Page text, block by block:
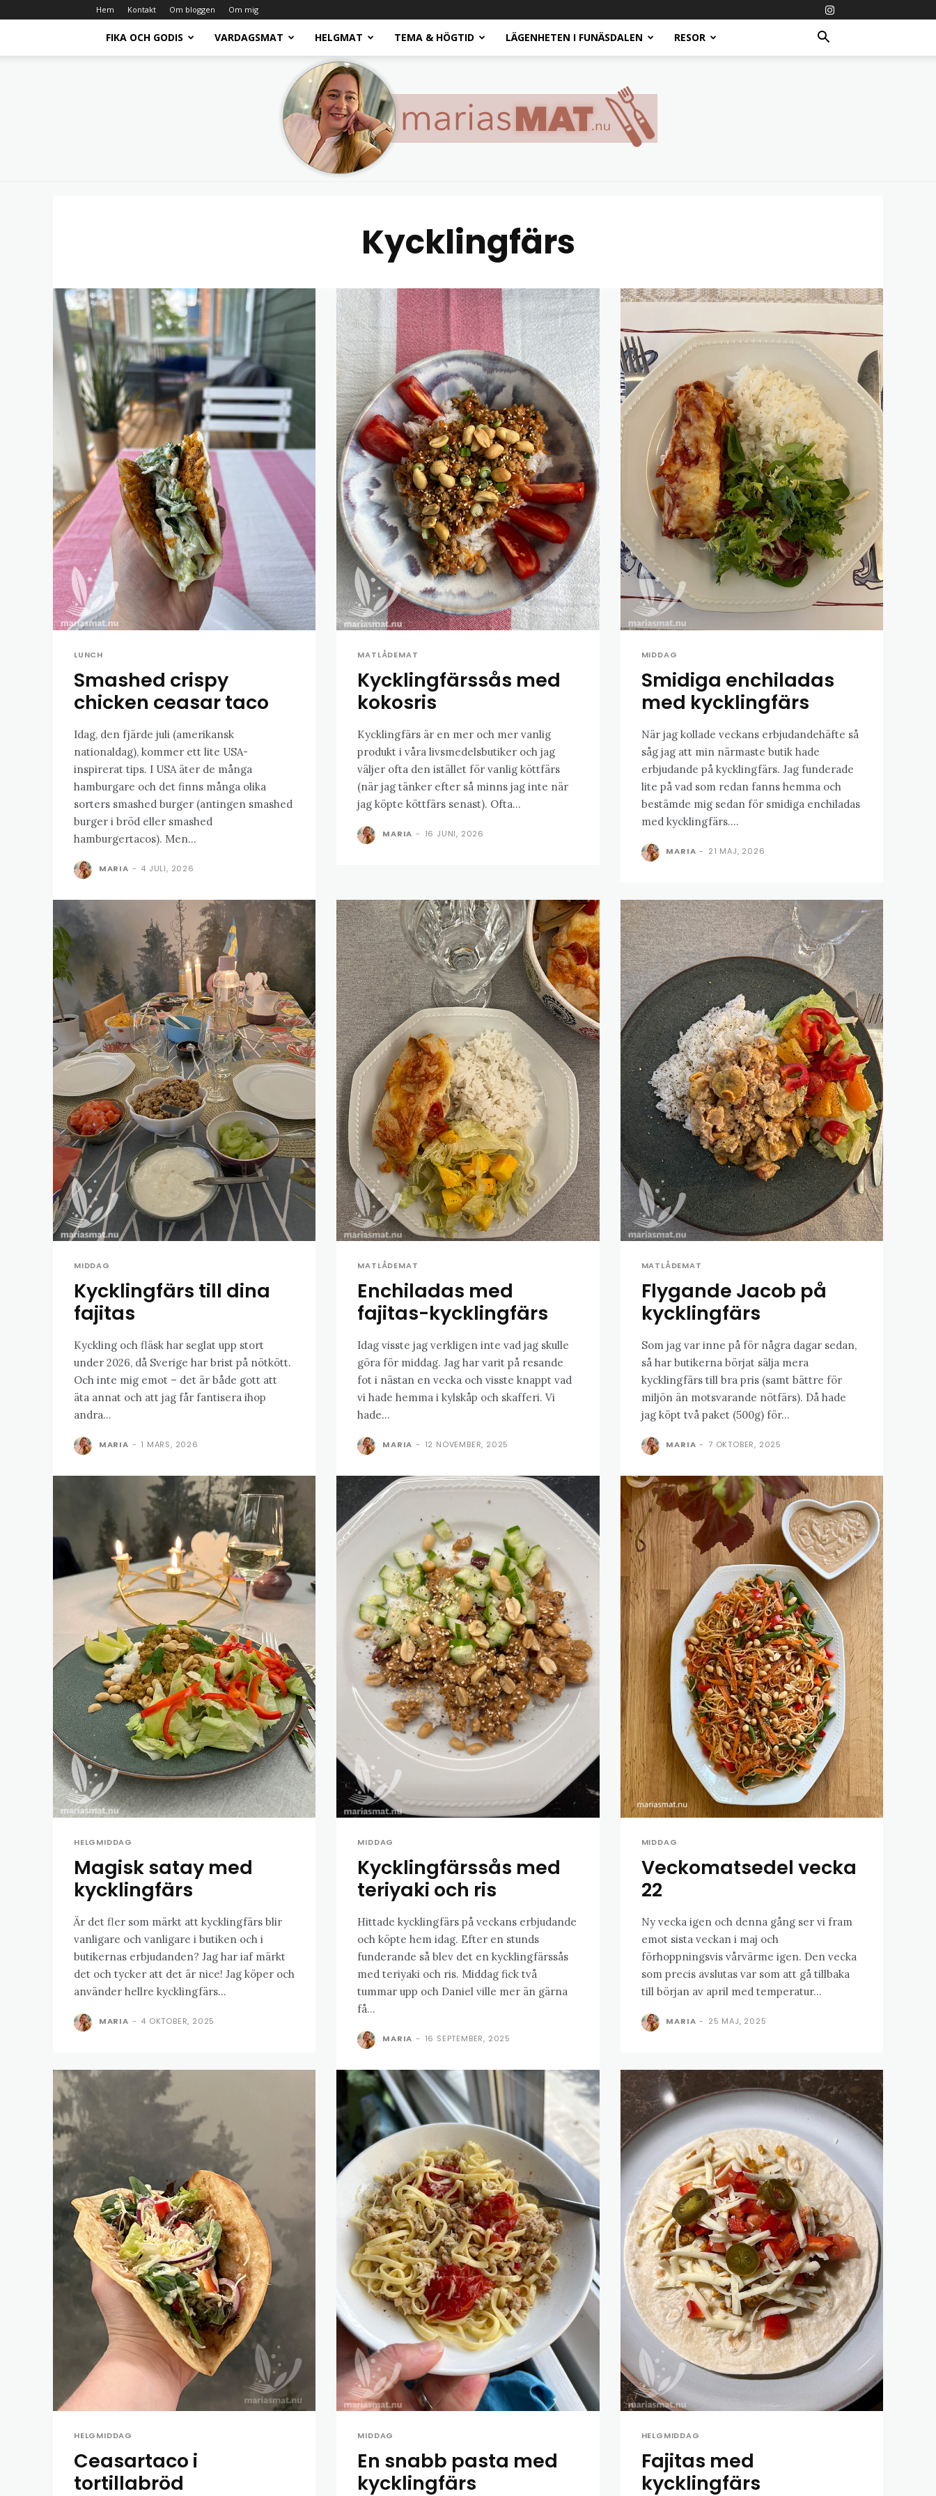
Hem Kontakt Om bloggen Om mig
FIKA OCH GODIS VARDAGSMAT HELGMAT TEMA & HÖGTID LÄGENHETEN I FUNÄSDALEN RESOR
Marias
matblogg
Kycklingfärs
LUNCH
Smashed crispy
chicken ceasar taco
Idag, den fjärde juli (amerikansk
nationaldag), kommer ett lite USA-
inspirerat tips. I USA äter de många
hamburgare och det finns många olika
sorters smashed burger (antingen smashed
burger i bröd eller smashed
hamburgertacos). Men...
MARIA - 4 JULI, 2026
MATLÅDEMAT
Kycklingfärssås med
kokosris
Kycklingfärs är en mer och mer vanlig
produkt i våra livsmedelsbutiker och jag
väljer ofta den istället för vanlig köttfärs
(när jag tänker efter så minns jag inte när
jag köpte köttfärs senast). Ofta...
MARIA - 16 JUNI, 2026
MIDDAG
Smidiga enchiladas
med kycklingfärs
När jag kollade veckans erbjudandehäfte så
såg jag att min närmaste butik hade
erbjudande på kycklingfärs. Jag funderade
lite på vad som redan fanns hemma och
bestämde mig sedan för smidiga enchiladas
med kycklingfärs....
MARIA - 21 MAJ, 2026
MIDDAG
Kycklingfärs till dina
fajitas
Kyckling och fläsk har seglat upp stort
under 2026, då Sverige har brist på nötkött.
Och inte mig emot – det är både gott att
äta annat och att jag får fantisera ihop
andra...
MARIA - 1 MARS, 2026
MATLÅDEMAT
Enchiladas med
fajitas-kycklingfärs
Idag visste jag verkligen inte vad jag skulle
göra för middag. Jag har varit på resande
fot i nästan en vecka och visste knappt vad
vi hade hemma i kylskåp och skafferi. Vi
hade...
MARIA - 12 NOVEMBER, 2025
MATLÅDEMAT
Flygande Jacob på
kycklingfärs
Som jag var inne på för några dagar sedan,
så har butikerna börjat sälja mera
kycklingfärs till bra pris (samt bättre för
miljön än motsvarande nötfärs). Då hade
jag köpt två paket (500g) för...
MARIA - 7 OKTOBER, 2025
HELGMIDDAG
Magisk satay med
kycklingfärs
Är det fler som märkt att kycklingfärs blir
vanligare och vanligare i butiken och i
butikernas erbjudanden? Jag har iaf märkt
det och tycker att det är nice! Jag köper och
använder hellre kycklingfärs...
MARIA - 4 OKTOBER, 2025
MIDDAG
Kycklingfärssås med
teriyaki och ris
Hittade kycklingfärs på veckans erbjudande
och köpte hem idag. Efter en stunds
funderande så blev det en kycklingfärssås
med teriyaki och ris. Middag fick två
tummar upp och Daniel ville mer än gärna
få...
MARIA - 16 SEPTEMBER, 2025
MIDDAG
Veckomatsedel vecka
22
Ny vecka igen och denna gång ser vi fram
emot sista veckan i maj och
förhoppningsvis vårvärme igen. Den vecka
som precis avslutas var som att gå tillbaka
till början av april med temperatur...
MARIA - 25 MAJ, 2025
HELGMIDDAG
Ceasartaco i
tortillabröd
MIDDAG
En snabb pasta med
kycklingfärs
HELGMIDDAG
Fajitas med
kycklingfärs